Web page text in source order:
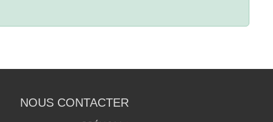
NOUS CONTACTER